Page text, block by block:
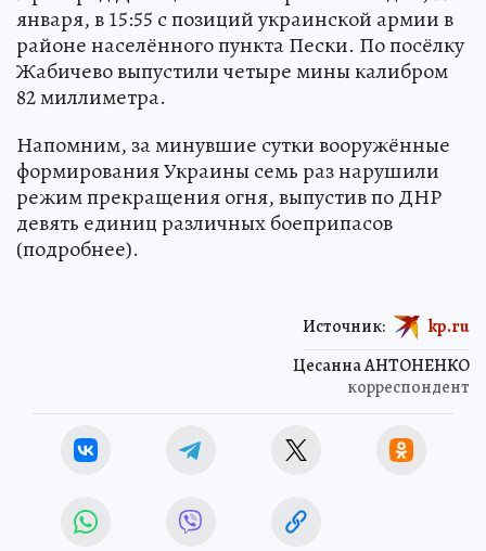
января, в 15:55 с позиций украинской армии в
районе населённого пункта Пески. По посёлку
Жабичево выпустили четыре мины калибром
82 миллиметра.
Напомним, за минувшие сутки вооружённые
формирования Украины семь раз нарушили
режим прекращения огня, выпустив по ДНР
девять единиц различных боеприпасов
(подробнее).
Цесанна АНТОНЕНКО
корреспондент
Источник: kp.ru